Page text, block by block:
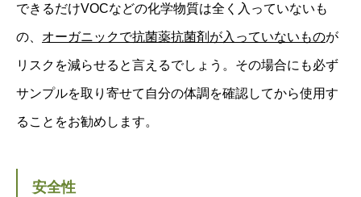
できるだけVOCなどの化学物質は全く入っていないも
の、 オーガニックで抗菌薬抗菌剤が入っていないものが
リスクを減らせると言えるでしょう。その場合にも必ず
サンプルを取り寄せて自分の体調を確認してから使用す
ることをお勧めします。
安全性